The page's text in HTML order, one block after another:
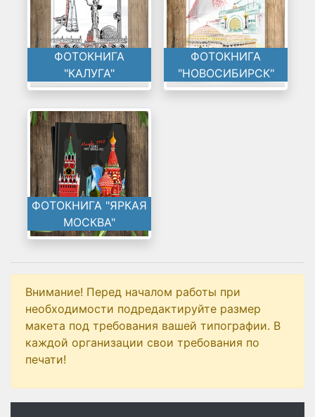
ФОТОКНИГА
"КАЛУГА"
ФОТОКНИГА
"НОВОСИБИРСК"
ФОТОКНИГА "ЯРКАЯ
МОСКВА"
Внимание! Перед началом работы при
необходимости подредактируйте размер
макета под требования вашей типографии. В
каждой организации свои требования по
печати!